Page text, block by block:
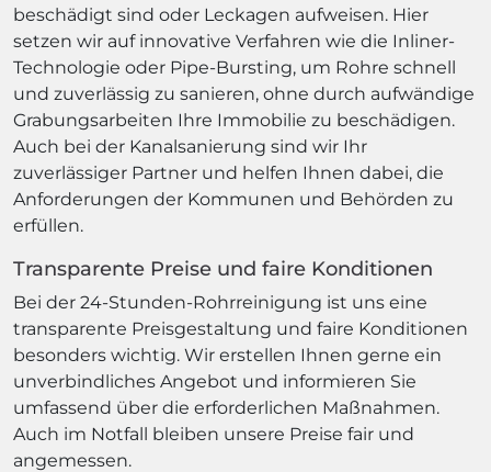
beschädigt sind oder Leckagen aufweisen. Hier
setzen wir auf innovative Verfahren wie die Inliner-
Technologie oder Pipe-Bursting, um Rohre schnell
und zuverlässig zu sanieren, ohne durch aufwändige
Grabungsarbeiten Ihre Immobilie zu beschädigen.
Auch bei der Kanalsanierung sind wir Ihr
zuverlässiger Partner und helfen Ihnen dabei, die
Anforderungen der Kommunen und Behörden zu
erfüllen.
Transparente Preise und faire Konditionen
Bei der 24-Stunden-Rohrreinigung ist uns eine
transparente Preisgestaltung und faire Konditionen
besonders wichtig. Wir erstellen Ihnen gerne ein
unverbindliches Angebot und informieren Sie
umfassend über die erforderlichen Maßnahmen.
Auch im Notfall bleiben unsere Preise fair und
angemessen.